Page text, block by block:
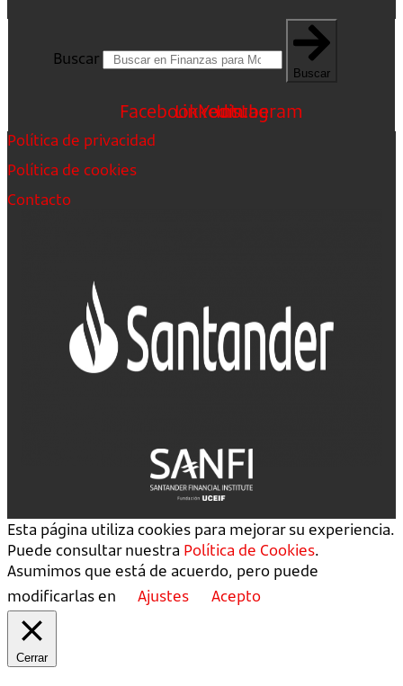
Buscar
Buscar
FacebookLinkedin
Youtube
Instagram
Política de privacidad
Política de cookies
Contacto
Esta página utiliza cookies para mejorar su experiencia.
Puede consultar nuestra Política de Cookies.
Asumimos que está de acuerdo, pero puede
modificarlas en
Ajustes Acepto
Cerrar